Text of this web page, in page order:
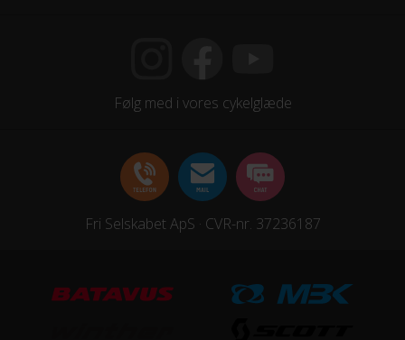
Følg med i vores cykelglæde
Fri Selskabet ApS · CVR-nr. 37236187